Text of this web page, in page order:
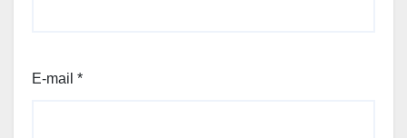
E-mail *